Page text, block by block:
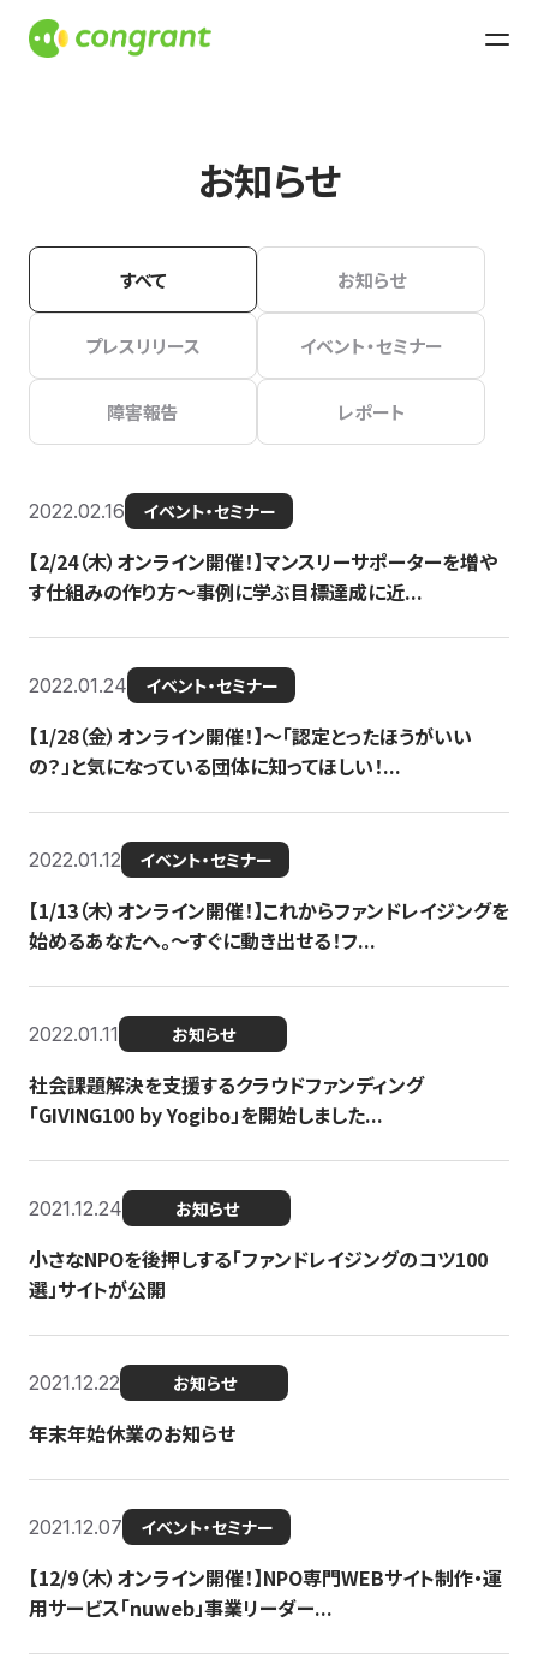
お知らせ
すべて お知らせ
プレスリリース イベント・セミナー
障害報告 レポート
2022.02.16 イベント・セミナー
【2/24（木）オンライン開催！】マンスリーサポーターを増や
す仕組みの作り方〜事例に学ぶ目標達成に近...
2022.01.24 イベント・セミナー
【1/28（金）オンライン開催！】〜「認定とったほうがいい
の？」と気になっている団体に知ってほしい！...
2022.01.12 イベント・セミナー
【1/13（木）オンライン開催！】これからファンドレイジングを
始めるあなたへ。〜すぐに動き出せる！フ...
2022.01.11 お知らせ
社会課題解決を支援するクラウドファンディング
「GIVING100 by Yogibo」を開始しました...
2021.12.24 お知らせ
小さなNPOを後押しする「ファンドレイジングのコツ100
選」サイトが公開
2021.12.22 お知らせ
年末年始休業のお知らせ
2021.12.07 イベント・セミナー
【12/9（木）オンライン開催！】NPO専門WEBサイト制作・運
用サービス「nuweb」事業リーダー...